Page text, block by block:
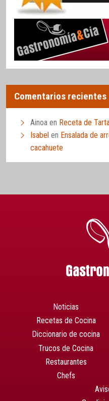
Comentarios recientes
Ainoa en Receta de
Isabel en Ensalada de
cacahuete
Noticias
Recetas de Cocina
Diccionario de cocina
Trucos de Cocina
Restaurantes
Chefs